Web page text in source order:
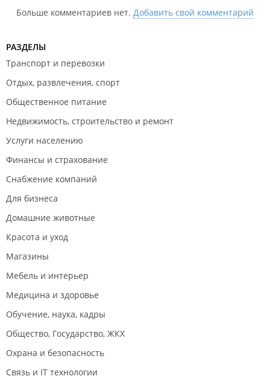
Больше комментариев нет. Добавить свой комментарий
РАЗДЕЛЫ
Транспорт и перевозки
Отдых, развлечения, спорт
Общественное питание
Недвижимость, строительство и ремонт
Услуги населению
Финансы и страхование
Снабжение компаний
Для бизнеса
Домашние животные
Красота и уход
Магазины
Мебель и интерьер
Медицина и здоровье
Обучение, наука, кадры
Общество, Государство, ЖКХ
Охрана и безопасность
Связь и IT технологии